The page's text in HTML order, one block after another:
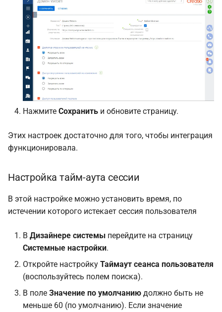
Нажмите Сохранить и обновите страницу.
Этих настроек достаточно для того, чтобы интеграция
функционировала.
Настройка тайм-аута сессии
В этой настройке можно установить время, по
истечении которого истекает сессия пользователя
В Дизайнере системы перейдите на страницу
Системные настройки.
Откройте настройку Таймаут сеанса пользователя
(воспользуйтесь полем поиска).
В поле Значение по умолчанию должно быть не
меньше 60 (по умолчанию). Если значение